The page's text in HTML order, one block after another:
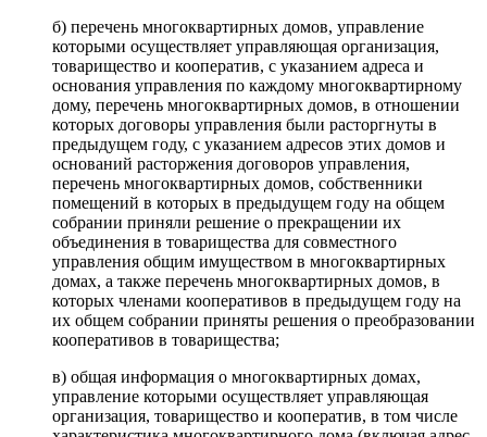
б) перечень многоквартирных домов, управление
которыми осуществляет управляющая организация,
товарищество и кооператив, с указанием адреса и
основания управления по каждому многоквартирному
дому, перечень многоквартирных домов, в отношении
которых договоры управления были расторгнуты в
предыдущем году, с указанием адресов этих домов и
оснований расторжения договоров управления,
перечень многоквартирных домов, собственники
помещений в которых в предыдущем году на общем
собрании приняли решение о прекращении их
объединения в товарищества для совместного
управления общим имуществом в многоквартирных
домах, а также перечень многоквартирных домов, в
которых членами кооперативов в предыдущем году на
их общем собрании приняты решения о преобразовании
кооперативов в товарищества;
в) общая информация о многоквартирных домах,
управление которыми осуществляет управляющая
организация, товарищество и кооператив, в том числе